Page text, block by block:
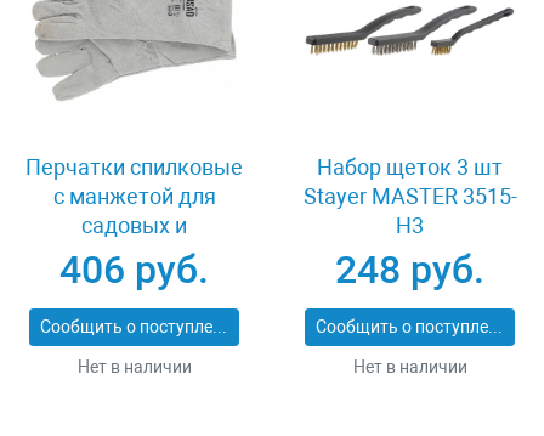
Перчатки спилковые
с манжетой для
садовых и
строительных работ,
утолщенные, размер
XL, Palisad 679055
406 руб.
Сообщить о поступлении
Нет в наличии
Набор щеток 3 шт
Stayer MASTER 3515-
H3
248 руб.
Сообщить о поступлении
Нет в наличии